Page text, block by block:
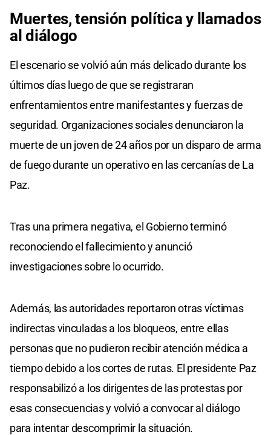
Muertes, tensión política y llamados
al diálogo
El escenario se volvió aún más delicado durante los
últimos días luego de que se registraran
enfrentamientos entre manifestantes y fuerzas de
seguridad. Organizaciones sociales denunciaron la
muerte de un joven de 24 años por un disparo de arma
de fuego durante un operativo en las cercanías de La
Paz.
Tras una primera negativa, el Gobierno terminó
reconociendo el fallecimiento y anunció
investigaciones sobre lo ocurrido.
Además, las autoridades reportaron otras víctimas
indirectas vinculadas a los bloqueos, entre ellas
personas que no pudieron recibir atención médica a
tiempo debido a los cortes de rutas. El presidente Paz
responsabilizó a los dirigentes de las protestas por
esas consecuencias y volvió a convocar al diálogo
para intentar descomprimir la situación.